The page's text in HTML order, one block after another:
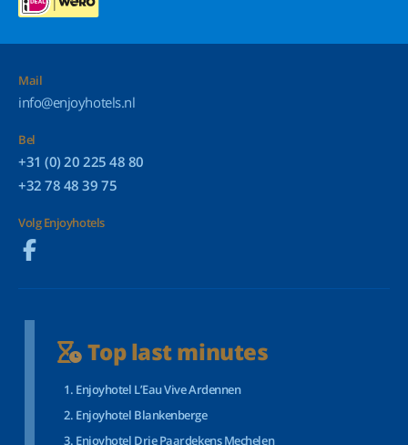
Mail
info@enjoyhotels.nl
Bel
+31 (0) 20 225 48 80
+32 78 48 39 75
Volg Enjoyhotels
Top last minutes
Enjoyhotel L’Eau Vive Ardennen
Enjoyhotel Blankenberge
Enjoyhotel Drie Paardekens Mechelen